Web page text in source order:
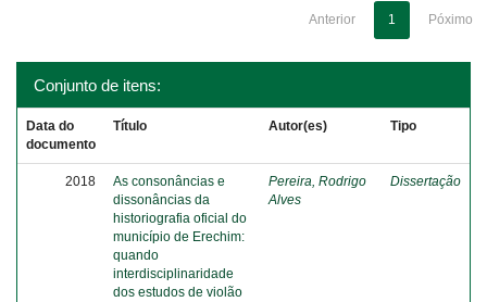
Anterior 1 Póximo
Conjunto de itens:
Data do
documento
Título Autor(es) Tipo
2018
As consonâncias e
dissonâncias da
historiografia oficial do
município de Erechim:
quando
interdisciplinaridade
dos estudos de violão
Pereira, Rodrigo
Alves
Dissertação